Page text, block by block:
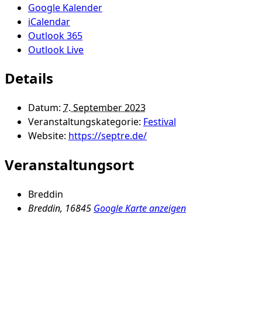
Google Kalender
iCalendar
Outlook 365
Outlook Live
Details
Datum: 7. September 2023
Veranstaltungskategorie: Festival
Website: https://septre.de/
Veranstaltungsort
Breddin
Breddin, 16845 Google Karte anzeigen